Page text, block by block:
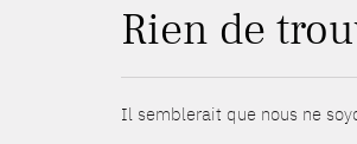
Rien de
Il semblerait que nous ne